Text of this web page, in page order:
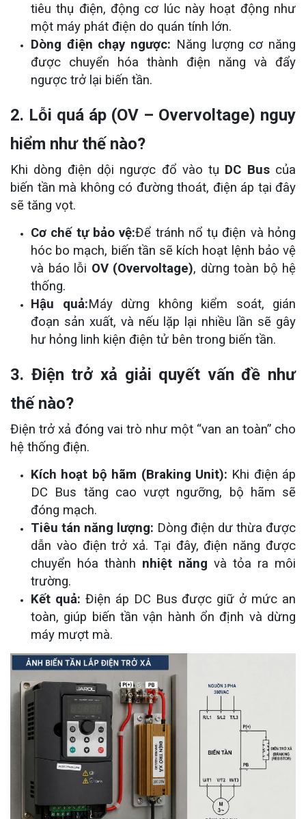
tiêu thụ điện, động cơ lúc này hoạt động như
một máy phát điện do quán tính lớn.
Dòng điện chạy ngược: Năng lượng cơ năng
được chuyển hóa thành điện năng và đẩy
ngược trở lại biến tần.
2. Lỗi quá áp (OV – Overvoltage) nguy
hiểm như thế nào?
Khi dòng điện dội ngược đổ vào tụ DC Buscủa
biến tần mà không có đường thoát, điện áp tại đây
sẽ tăng vọt.
Cơ chế tự bảo vệ:Để tránh nổ tụ điện và hỏng
hóc bo mạch, biến tần sẽ kích hoạt lệnh bảo vệ
và báo lỗi OV (Overvoltage), dừng toàn bộ hệ
thống.
Hậu quả:Máy dừng không kiểm soát, gián
đoạn sản xuất, và nếu lặp lại nhiều lần sẽ gây
hư hỏng linh kiện điện tử bên trong biến tần.
3. Điện trở xả giải quyết vấn đề như
thế nào?
Điện trở xả đóng vai trò như một “van an toàn” cho
hệ thống điện.
Kích hoạt bộ hãm (Braking Unit): Khi điện áp
DC Bus tăng cao vượt ngưỡng, bộ hãm sẽ
đóng mạch.
Tiêu tán năng lượng: Dòng điện dư thừa được
dẫn vào điện trở xả. Tại đây, điện năng được
chuyển hóa thành nhiệt năng và tỏa ra môi
trường.
Kết quả: Điện áp DC Bus được giữ ở mức an
toàn, giúp biến tần vận hành ổn định và dừng
máy mượt mà.